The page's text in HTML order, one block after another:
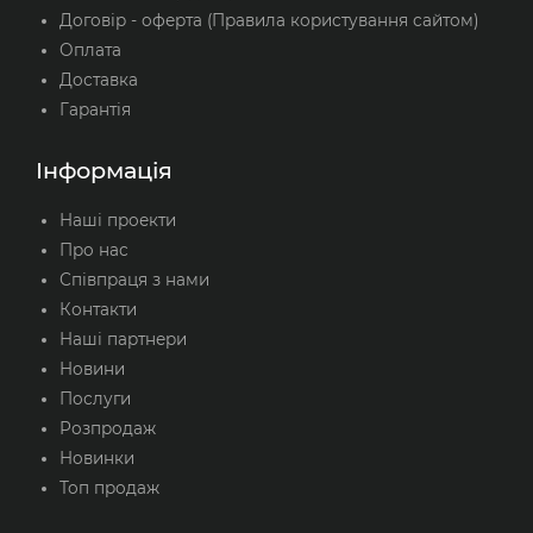
Договір - оферта (Правила користування сайтом)
Оплата
Доставка
Гарантія
Інформація
Наші проекти
Про нас
Співпраця з нами
Контакти
Наші партнери
Новини
Послуги
Розпродаж
Новинки
Топ продаж